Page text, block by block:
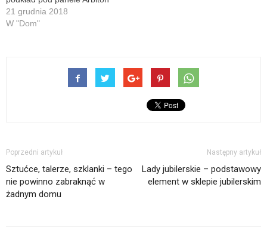
21 grudnia 2018
W "Dom"
Poprzedni artykuł
Sztućce, talerze, szklanki – tego
nie powinno zabraknąć w
żadnym domu
Następny artykuł
Lady jubilerskie – podstawowy
element w sklepie jubilerskim